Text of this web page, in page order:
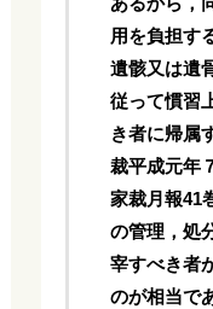
用を負担す
遺骸又は遺
従って慣習
き者に帰属
裁平成元年
家裁月報41
の管理，処
宰すべき者
のが相当で